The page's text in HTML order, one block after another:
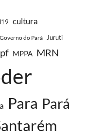
cultura
Governo do Pará Juruti
MPPA MRN
Para Pará